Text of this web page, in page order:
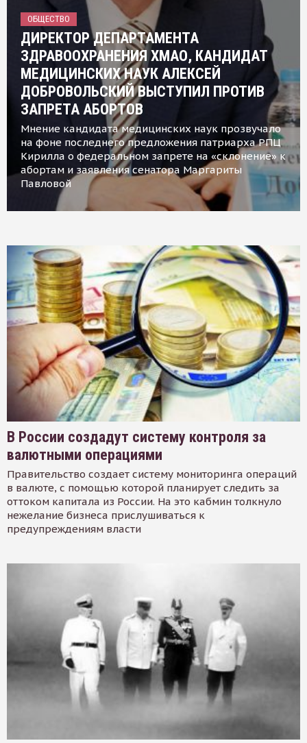
ОБЩЕСТВО
ДИРЕКТОР ДЕПАРТАМЕНТА
ЗДРАВООХРАНЕНИЯ ХМАО, КАНДИДАТ
МЕДИЦИНСКИХ НАУК АЛЕКСЕЙ
ДОБРОВОЛЬСКИЙ ВЫСТУПИЛ ПРОТИВ
ЗАПРЕТА АБОРТОВ
Мнение кандидата медицинских наук прозвучало
на фоне последнего предложения патриарха РПЦ
Кирилла о федеральном запрете на «склонение» к
абортам и заявления сенатора Маргариты
Павловой
В России создадут систему контроля за
валютными операциями
Правительство создает систему мониторинга операций
в валюте, с помощью которой планирует следить за
оттоком капитала из России. На это кабмин толкнуло
нежелание бизнеса прислушиваться к
предупреждениям власти